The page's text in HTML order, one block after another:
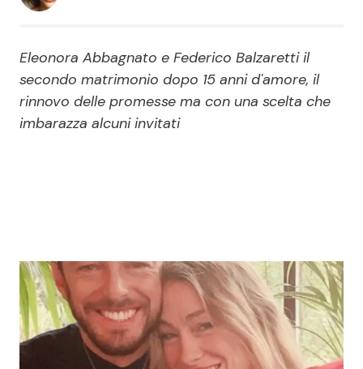
Soap Opera
ShowBiz
Benessere
Casa
Cucina e Ricette
Consigli di Cucina
Eleonora Abbagnato e Federico Balzaretti il
secondo matrimonio dopo 15 anni d'amore, il
rinnovo delle promesse ma con una scelta che
imbarazza alcuni invitati